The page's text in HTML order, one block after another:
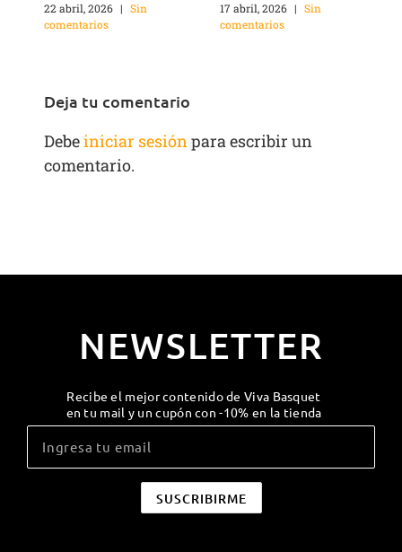
22 abril, 2026 | Sin
comentarios
17 abril, 2026 | Sin
comentarios
Deja tu comentario
Debeiniciar sesiónpara escribir un
comentario.
NEWSLETTER
Recibe el mejor contenido de Viva Basquet
en tu mail y un cupón con -10% en la tienda